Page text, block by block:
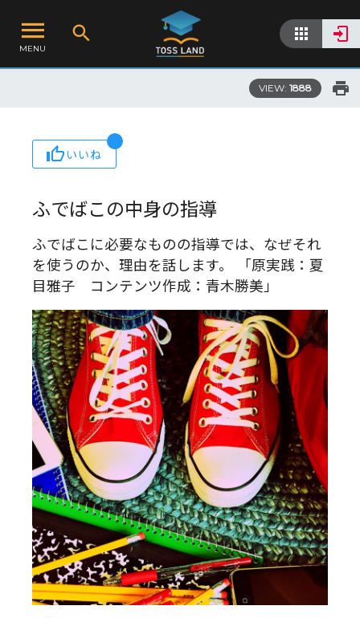
MENU
VIEW: 1888
いいね
ふでばこの中身の指導
ふでばこに必要なものの指導では、なぜそれ
を使うのか、理由を話します。 「原実践：夏
目雅子 コンテンツ作成：青木勝美」